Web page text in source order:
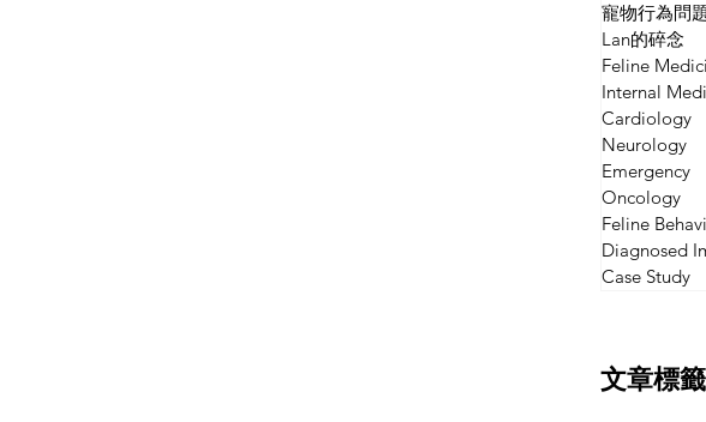
寵物行為問
Lan的碎念
Feline
Internal
Cardiology
Neurology
Emergency
Oncology
Feline
Diagnosed
Case Study
文章標籤